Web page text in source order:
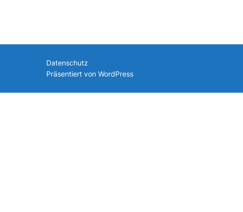
Datenschutz
Präsentiert von WordPress